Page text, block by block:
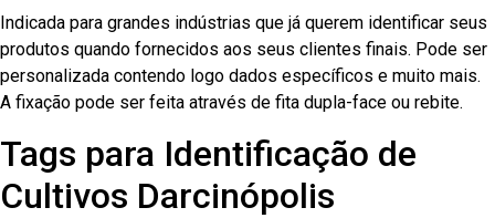
Indicada para grandes indústrias que já querem identificar seus
produtos quando fornecidos aos seus clientes finais. Pode ser
personalizada contendo logo dados específicos e muito mais.
A fixação pode ser feita através de fita dupla-face ou rebite.
Tags para Identificação de
Cultivos Darcinópolis